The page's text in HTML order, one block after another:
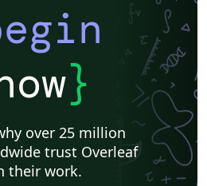
}
over 25 million
trust Overleaf
their work.